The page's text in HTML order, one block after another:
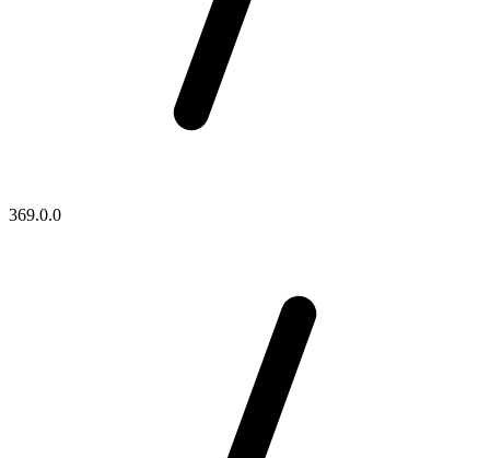
369.0.0